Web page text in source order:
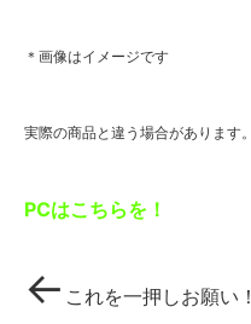
＊画像はイメージです
実際の商品と違う場合があります。
PCはこちらを！
← これを一押しお願い！